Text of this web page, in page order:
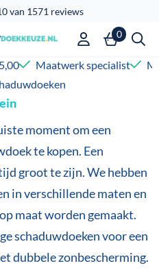
Kies instellingen of
van 1571 reviews
0
Maatwerk specialist
moment om een
te kopen. Een
groot te zijn. We hebben
in verschillende maten en
maat worden gemaakt.
schaduwdoeken voor een
dubbele zonbescherming.